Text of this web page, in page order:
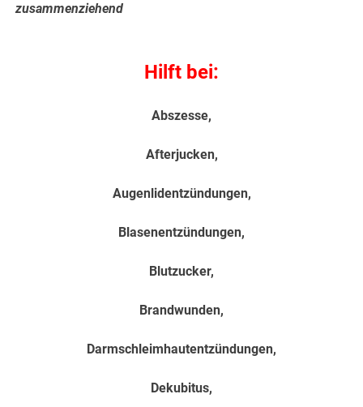
zusammenziehend
Hilft bei:
Abszesse,
Afterjucken,
Augenlidentzündungen,
Blasenentzündungen,
Blutzucker,
Brandwunden,
Darmschleimhautentzündungen,
Dekubitus,